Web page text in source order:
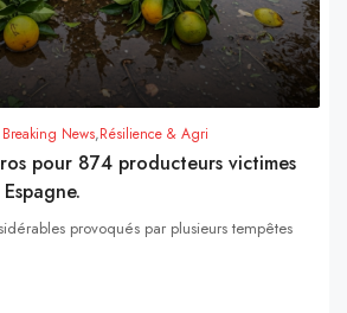
Breaking News,Résilience & Agri
pour 874 producteurs victimes
provoqués par plusieurs tempêtes